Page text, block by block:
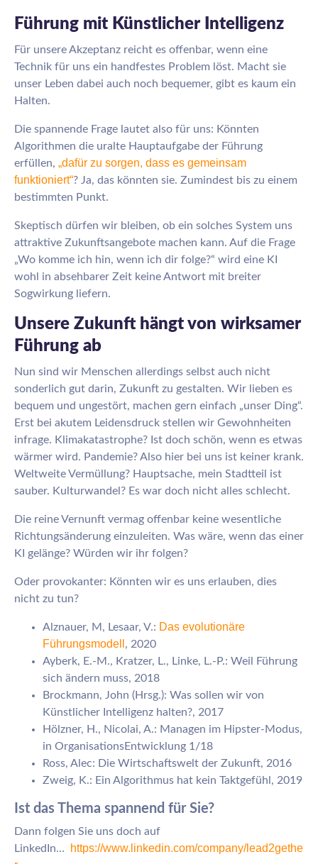
Führung mit Künstlicher Intelligenz
Für unsere Akzeptanz reicht es offenbar, wenn eine
Technik für uns ein handfestes Problem löst. Macht sie
unser Leben dabei auch noch bequemer, gibt es kaum ein
Halten.
Die spannende Frage lautet also für uns: Könnten
Algorithmen die uralte Hauptaufgabe der Führung
erfüllen, „dafür zu sorgen, dass es gemeinsam
funktioniert“? Ja, das könnten sie. Zumindest bis zu einem
bestimmten Punkt.
Skeptisch dürfen wir bleiben, ob ein solches System uns
attraktive Zukunftsangebote machen kann. Auf die Frage
„Wo komme ich hin, wenn ich dir folge?“ wird eine KI
wohl in absehbarer Zeit keine Antwort mit breiter
Sogwirkung liefern.
Unsere Zukunft hängt von wirksamer
Führung ab
Nun sind wir Menschen allerdings selbst auch nicht
sonderlich gut darin, Zukunft zu gestalten. Wir lieben es
bequem und ungestört, machen gern einfach „unser Ding“.
Erst bei akutem Leidensdruck stellen wir Gewohnheiten
infrage. Klimakatastrophe? Ist doch schön, wenn es etwas
wärmer wird. Pandemie? Also hier bei uns ist keiner krank.
Weltweite Vermüllung? Hauptsache, mein Stadtteil ist
sauber. Kulturwandel? Es war doch nicht alles schlecht.
Die reine Vernunft vermag offenbar keine wesentliche
Richtungsänderung einzuleiten. Was wäre, wenn das einer
KI gelänge? Würden wir ihr folgen?
Oder provokanter: Könnten wir es uns erlauben, dies
nicht zu tun?
Alznauer, M, Lesaar, V.: Das evolutionäre
Führungsmodell , 2020
Ayberk, E.-M., Kratzer, L., Linke, L.-P.: Weil Führung
sich ändern muss, 2018
Brockmann, John (Hrsg.): Was sollen wir von
Künstlicher Intelligenz halten?, 2017
Hölzner, H., Nicolai, A.: Managen im Hipster-Modus,
in OrganisationsEntwicklung 1/18
Ross, Alec: Die Wirtschaftswelt der Zukunft, 2016
Zweig, K.: Ein Algorithmus hat kein Taktgefühl, 2019
Ist das Thema spannend für Sie?
Dann folgen Sie uns doch auf
LinkedIn…
https://www.linkedin.com/company/lead2gethe